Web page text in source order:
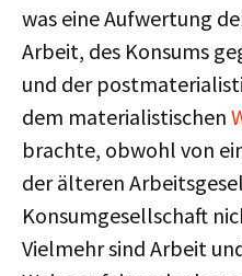
was eine Aufwertung
Arbeit, des Konsums
und der
dem materialistischen
brachte, obwohl von
der älteren
Konsumgesellschaft
Vielmehr sind Arbeit